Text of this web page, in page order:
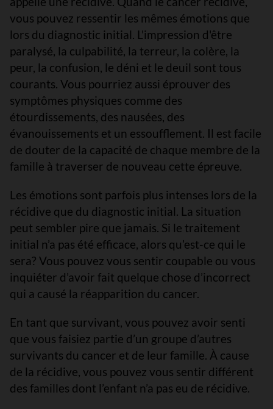
vous pouvez ressentir les mêmes émotions que
lors du diagnostic initial. L'impression d'être
paralysé, la culpabilité, la terreur, la colère, la
peur, la confusion, le déni et le deuil sont tous
courants. Vous pourriez aussi éprouver des
symptômes physiques comme des
étourdissements, des nausées, des
évanouissements et un essoufflement. Il est facile
de douter de la capacité de chaque membre de la
famille à traverser de nouveau cette épreuve.
Les émotions sont parfois plus intenses lors de la
récidive que du diagnostic initial. La situation
peut sembler pire que jamais. Si le traitement
initial n’a pas été efficace, alors qu’est-ce qui le
sera? Vous pouvez vous sentir coupable ou vous
inquiéter d’avoir fait quelque chose d’incorrect
qui a causé la réapparition du cancer.
En tant que survivant, vous pouvez avoir senti
que vous faisiez partie d’un groupe d’autres
survivants du cancer et de leur famille. À cause
de la récidive, vous pouvez vous sentir différent
des familles dont l’enfant n’a pas eu de récidive.